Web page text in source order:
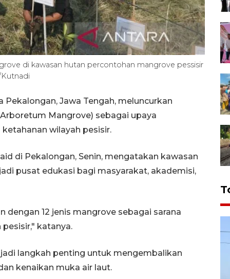
di kawasan hutan percontohan mangrove pessisir
Kutnadi
Jawa Tengah, meluncurkan
Mangrove) sebagai upaya
wilayah pesisir.
di Pekalongan, Senin, mengatakan kawasan
pusat edukasi bagi masyarakat, akademisi,
12 jenis mangrove sebagai sarana
katanya.
langkah penting untuk mengembalikan
kenaikan muka air laut.